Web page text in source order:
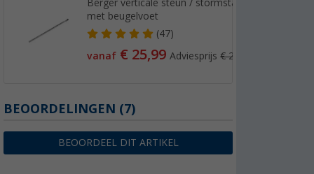
Berger verticale steun / stormstang - staal
met beugelvoet
(47)
vanaf € 25,99Adviesprijs€ 28,99
BEOORDELINGEN (7)
BEOORDEEL DIT ARTIKEL